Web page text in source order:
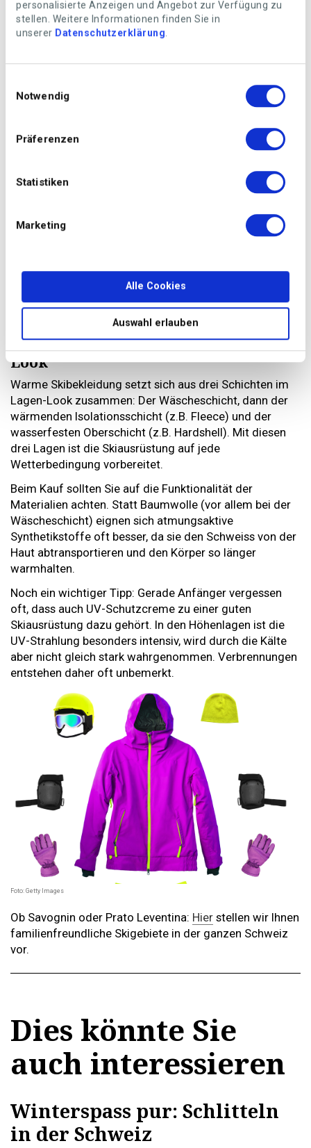
personalisierte Anzeigen und Angebot zur Verfügung zu
stellen. Weitere Informationen finden Sie in
unserer Datenschutzerklärung.
Notwendig
Präferenzen
Statistiken
Marketing
Alle Cookies
Auswahl erlauben
dass Sie gut am Kopf sitzt. Spezifisch heisst das, dass
die Brille ringsum gut abschliesst und so keine Luft oder
könnte. Die Scheiben müssen zudem kratzfest und
Lichtverhältnissen anpassen können.
Foto: Getty Images
Die Skibekleidung wärmt im Zwiebel-
Look
Warme Skibekleidung setzt sich aus drei Schichten im
Lagen-Look zusammen: Der Wäscheschicht, dann der
wärmenden Isolationsschicht (z.B. Fleece) und der
wasserfesten Oberschicht (z.B. Hardshell). Mit diesen
drei Lagen ist die Skiausrüstung auf jede
Wetterbedingung vorbereitet.
Beim Kauf sollten Sie auf die Funktionalität der
Materialien achten. Statt Baumwolle (vor allem bei der
Wäscheschicht) eignen sich atmungsaktive
Synthetikstoffe oft besser, da sie den Schweiss von der
Haut abtransportieren und den Körper so länger
warmhalten.
Noch ein wichtiger Tipp: Gerade Anfänger vergessen
oft, dass auch UV-Schutzcreme zu einer guten
Skiausrüstung dazu gehört. In den Höhenlagen ist die
UV-Strahlung besonders intensiv, wird durch die Kälte
aber nicht gleich stark wahrgenommen. Verbrennungen
entstehen daher oft unbemerkt.
Foto: Getty Images
Ob Savognin oder Prato Leventina: Hier stellen wir Ihnen
familienfreundliche Skigebiete in der ganzen Schweiz
vor.
Dies könnte Sie
auch interessieren
Winterspass pur: Schlitteln
in der Schweiz